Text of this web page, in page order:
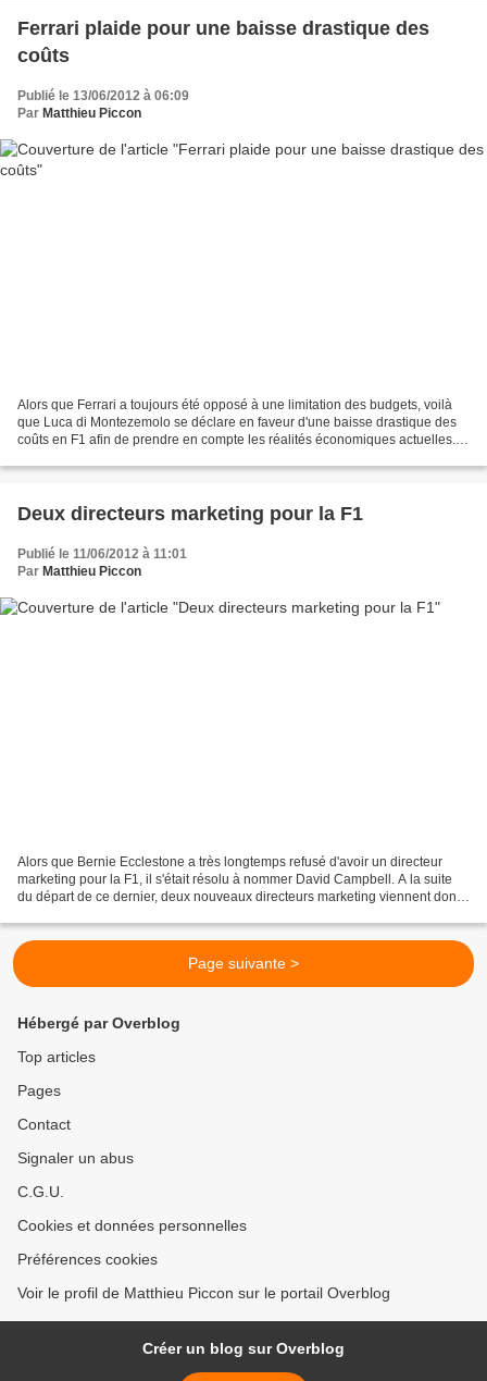
Ferrari plaide pour une baisse drastique des
coûts
Publié le 13/06/2012 à 06:09
Par Matthieu Piccon
Alors que Ferrari a toujours été opposé à une limitation des budgets, voilà
que Luca di Montezemolo se déclare en faveur d'une baisse drastique des
coûts en F1 afin de prendre en compte les réalités économiques actuelles.
Deux directeurs marketing pour la F1
Publié le 11/06/2012 à 11:01
Par Matthieu Piccon
Alors que Bernie Ecclestone a très longtemps refusé d'avoir un directeur
marketing pour la F1, il s'était résolu à nommer David Campbell. A la suite
du départ de ce dernier, deux nouveaux directeurs marketing viennent donc
Page suivante >
Hébergé par Overblog
Top articles
Pages
Contact
Signaler un abus
C.G.U.
Cookies et données personnelles
Préférences cookies
Voir le profil de Matthieu Piccon sur le portail Overblog
Créer un blog sur Overblog